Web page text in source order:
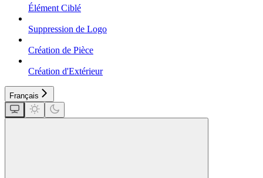
Élément Ciblé
Suppression de Logo
Création de Pièce
Création d'Extérieur
Français